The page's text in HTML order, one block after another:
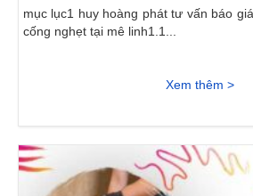
mục lục1 huy hoàng phát tư vấn báo
cống nghẹt tại mê linh1.1...
Xem thêm >